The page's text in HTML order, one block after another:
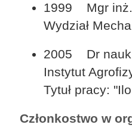
1999 Mgr
Wydział
2005 Dr nauk
Instytut
Tytuł pracy:
Członkostwo w